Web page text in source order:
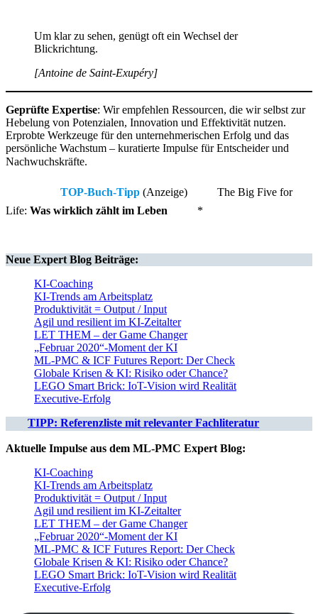
Um klar zu sehen, genügt oft ein Wechsel der
Blickrichtung.
[Antoine de Saint-Exupéry]
Geprüfte Expertise: Wir empfehlen Ressourcen, die wir selbst zur
Hebelung von Potenzialen, Innovation und Effektivität nutzen.
Erprobte Werkzeuge für den unternehmerischen Erfolg und das
persönliche Wachstum – kuratierte Impulse für Entscheider und
Nachwuchskräfte.
TOP-Buch-Tipp (Anzeige)
The Big Five for
Life: Was wirklich zählt im Leben *
Neue Expert Blog Beiträge:
KI-Coaching
KI-Trends am Arbeitsplatz
Produktivität = Output / Input
Agil und resilient im KI-Zeitalter
LET THEM – der Game Changer
„Februar 2020“-Moment der KI
ML-PMC & ICF Futures Report: Der Check
Globale Krisen & KI: Risiko oder Chance?
LEGO Smart Brick: IoT-Vision wird Realität
Executive-Erfolg
TIPP: Referenzliste mit relevanter Fachliteratur
Aktuelle Impulse aus dem ML-PMC Expert Blog:
KI-Coaching
KI-Trends am Arbeitsplatz
Produktivität = Output / Input
Agil und resilient im KI-Zeitalter
LET THEM – der Game Changer
„Februar 2020“-Moment der KI
ML-PMC & ICF Futures Report: Der Check
Globale Krisen & KI: Risiko oder Chance?
LEGO Smart Brick: IoT-Vision wird Realität
Executive-Erfolg